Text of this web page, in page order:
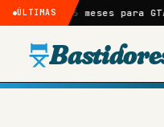
ÚLTIMASpara GTA 6